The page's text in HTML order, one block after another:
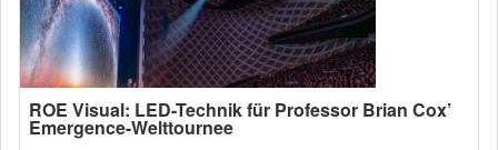
ROE Visual: LED-Technik für Professor Brian Cox’
Emergence-Welttournee